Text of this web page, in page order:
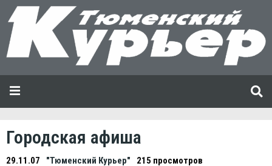
Городская афиша
29.11.07 "Тюменский Курьер" 215 просмотров